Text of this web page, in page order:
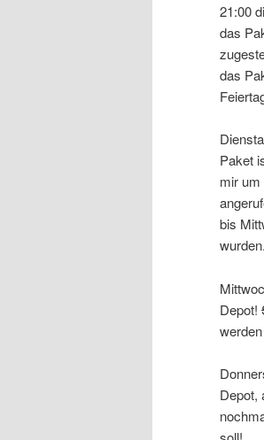
21:00
das
das
Paket
mir
bis
wurden.
Depot!
Depot,